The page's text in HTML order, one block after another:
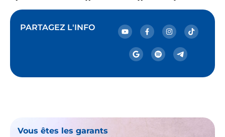
PARTAGEZ L'INFO
Vous êtes les garants